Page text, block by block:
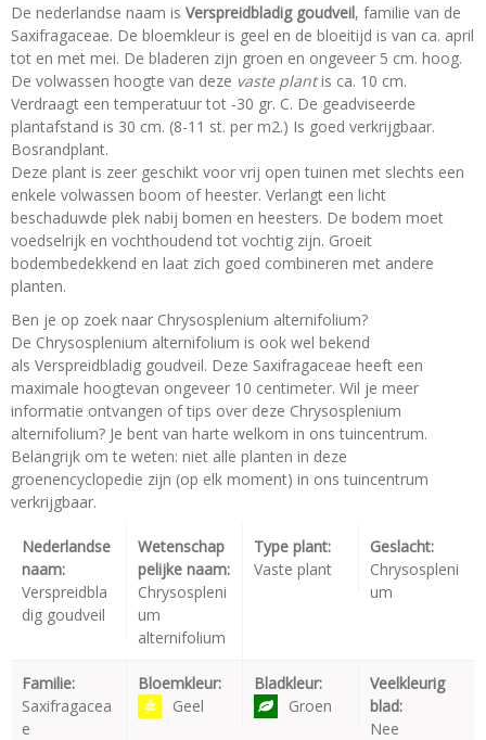
De nederlandse naam is Verspreidbladig goudveil, familie van de
Saxifragaceae. De bloemkleur is geel en de bloeitijd is van ca. april
tot en met mei. De bladeren zijn groen en ongeveer 5 cm. hoog.
De volwassen hoogte van deze vaste plantis ca. 10 cm.
Verdraagt een temperatuur tot -30 gr. C. De geadviseerde
plantafstand is 30 cm. (8-11 st. per m2.) Is goed verkrijgbaar.
Bosrandplant.
Deze plant is zeer geschikt voor vrij open tuinen met slechts een
enkele volwassen boom of heester. Verlangt een licht
beschaduwde plek nabij bomen en heesters. De bodem moet
voedselrijk en vochthoudend tot vochtig zijn. Groeit
bodembedekkend en laat zich goed combineren met andere
planten.
Ben je op zoek naar Chrysosplenium alternifolium?
De Chrysosplenium alternifolium is ook wel bekend
als Verspreidbladig goudveil. Deze Saxifragaceae heeft een
maximale hoogtevan ongeveer 10 centimeter. Wil je meer
informatie ontvangen of tips over deze Chrysosplenium
alternifolium? Je bent van harte welkom in ons tuincentrum.
Belangrijk om te weten: niet alle planten in deze
groenencyclopedie zijn (op elk moment) in ons tuincentrum
verkrijgbaar.
Nederlandse
naam:
Verspreidbla
dig goudveil
Wetenschap
pelijke naam:
Chrysospleni
um
alternifolium
Type plant:
Vaste plant
Geslacht:
Chrysospleni
um
Familie:
Saxifragacea
e
Bloemkleur:
Geel
Bladkleur:
Groen
Veelkleurig
blad:
Nee